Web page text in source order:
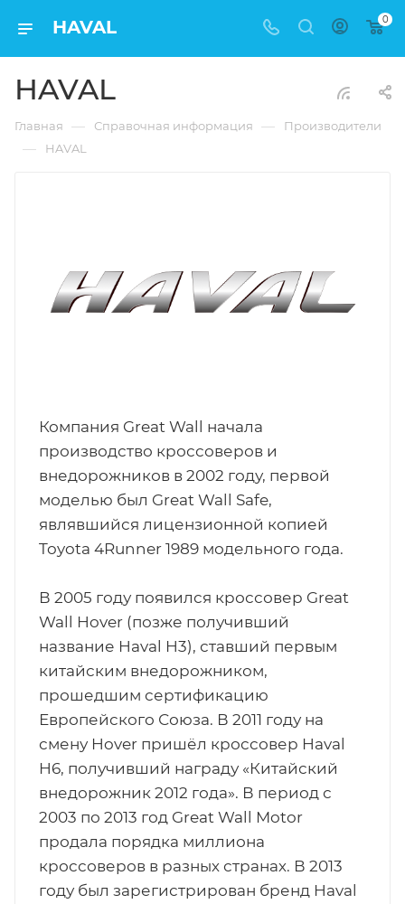
HAVAL 0
HAVAL
Главная — Справочная информация — Производители
— HAVAL
Компания Great Wall начала
производство кроссоверов и
внедорожников в 2002 году, первой
моделью был Great Wall Safe,
являвшийся лицензионной копией
Toyota 4Runner 1989 модельного года.
В 2005 году появился кроссовер Great
Wall Hover (позже получивший
название Haval H3), ставший первым
китайским внедорожником,
прошедшим сертификацию
Европейского Союза. В 2011 году на
смену Hover пришёл кроссовер Haval
H6, получивший награду «Китайский
внедорожник 2012 года». В период с
2003 по 2013 год Great Wall Motor
продала порядка миллиона
кроссоверов в разных странах. В 2013
году был зарегистрирован бренд Haval